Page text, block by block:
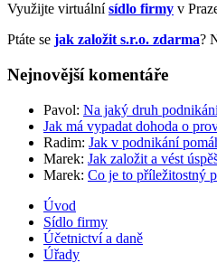
Využijte virtuálnísídlo firmy v
Ptáte se jak založit s.r.o. zdarma?
Nejnovější komentáře
Pavol: Na jaký druh
Jak má vypadat dohoda o
Radim: Jak v podnikání
Marek: Jak založit a vést
Marek: Co je to příležitostný
Úvod
Sídlo firmy
Účetnictví a daně
Úřady